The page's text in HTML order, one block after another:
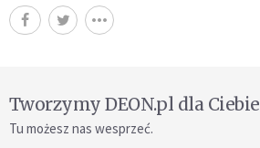
Tworzymy DEON.pl dla Ciebie
Tu możesz nas wesprzeć.